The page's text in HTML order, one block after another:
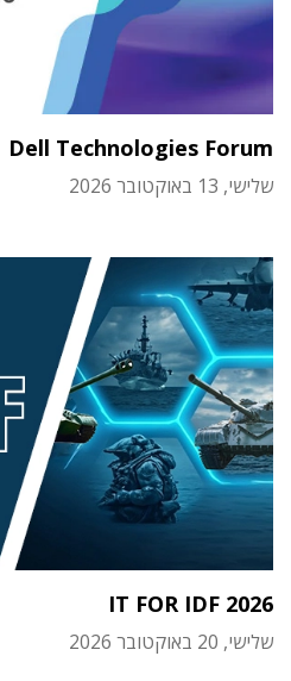
Dell Technologies Forum
שלישי, 13 באוקטובר 2026
IT FOR IDF 2026
שלישי, 20 באוקטובר 2026